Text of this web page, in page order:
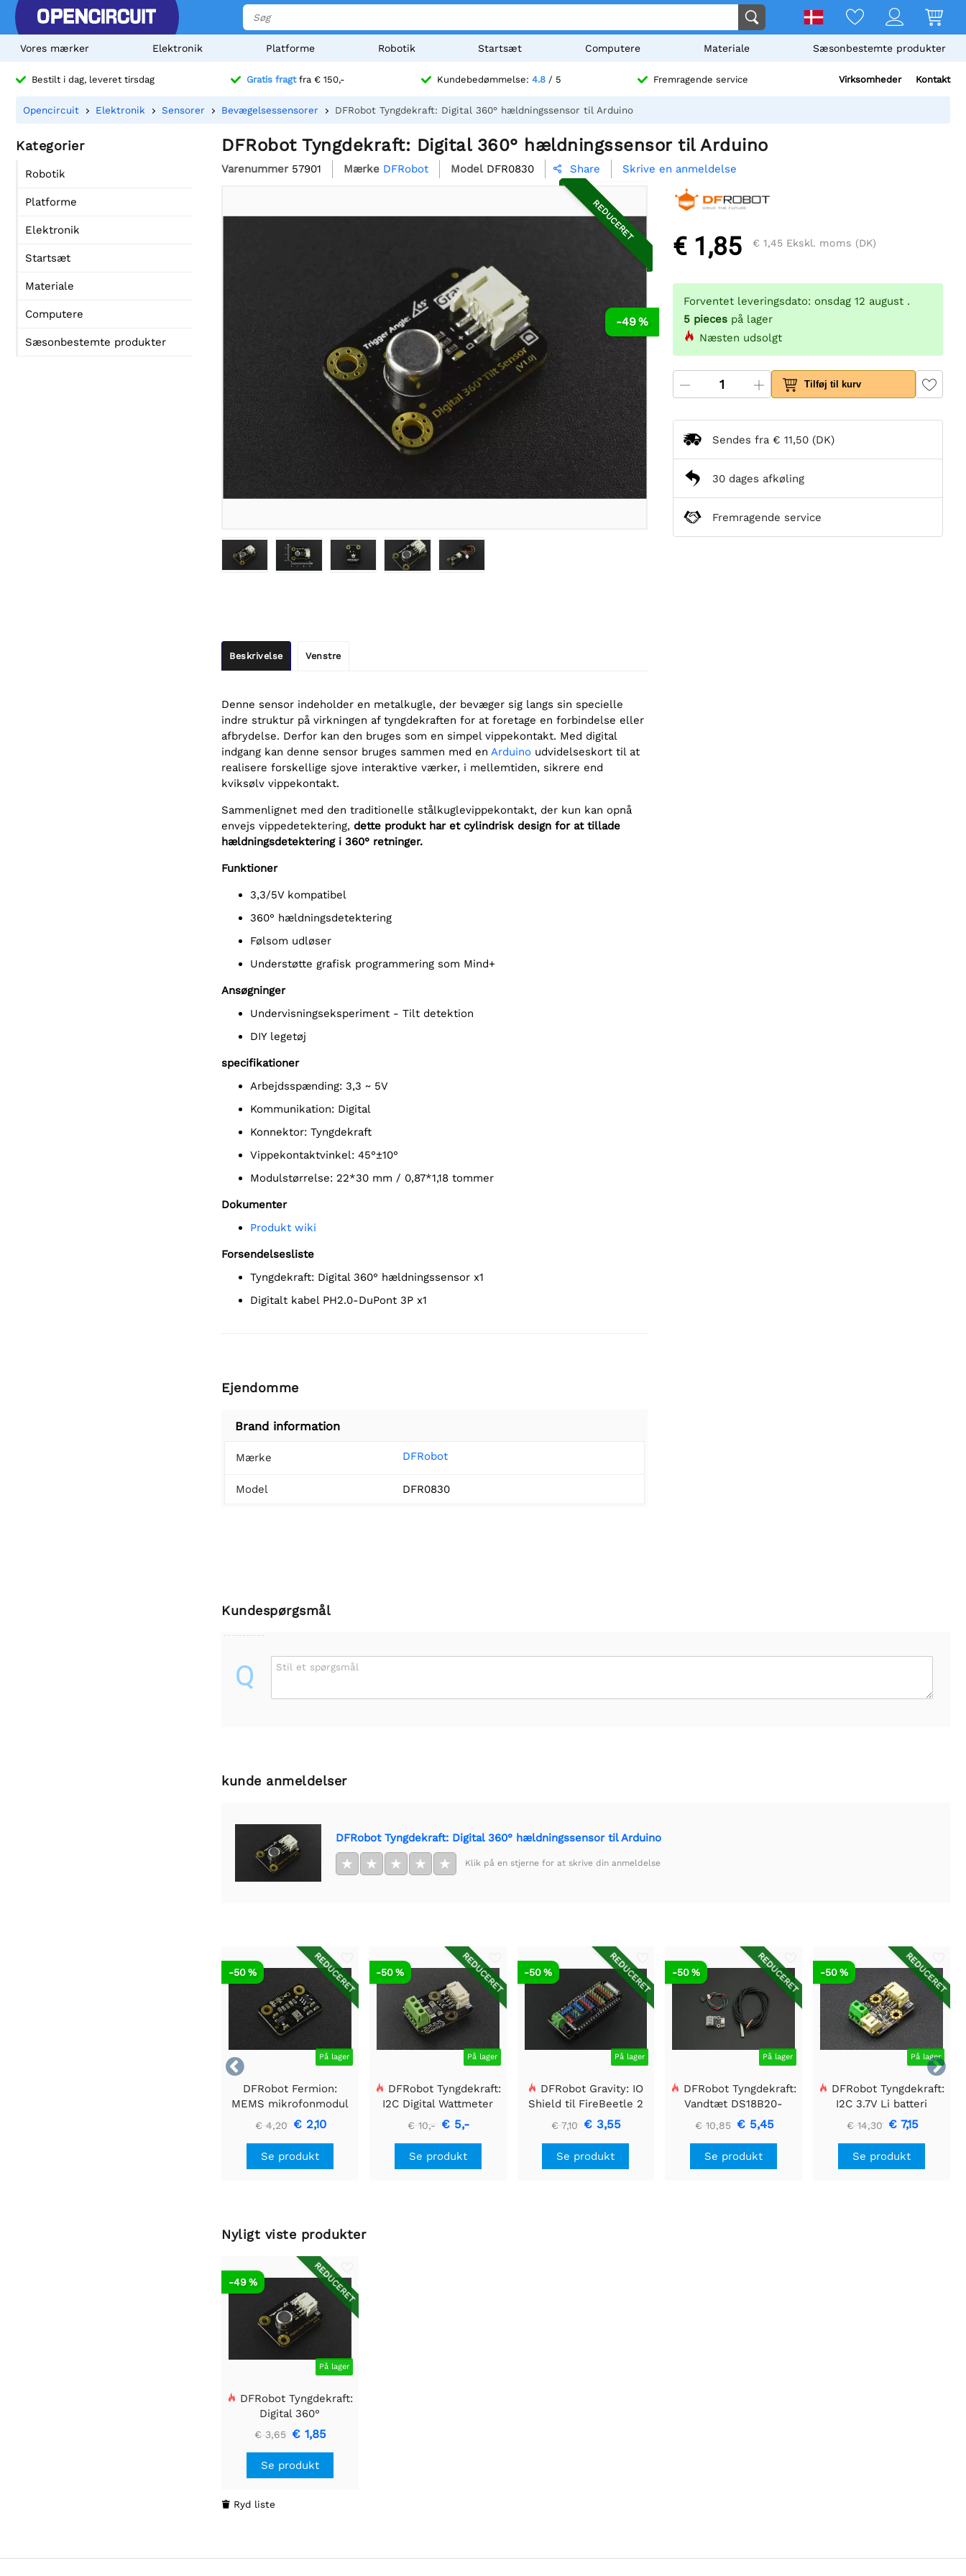
Vores mærker Elektronik Platforme Robotik Startsæt Computere Materiale Sæsonbestemte produkter
Bestilt i dag, leveret tirsdag Gratis fragtfra € 150,- Kundebedømmelse: 4.8 / 5 Fremragende service Virksomheder Kontakt
Opencircuit Elektronik Sensorer Bevægelsessensorer DFRobot Tyngdekraft: Digital 360° hældningssensor til Arduino
Kategorier
Robotik
Platforme
Elektronik
Startsæt
Materiale
Computere
Sæsonbestemte produkter
DFRobot Tyngdekraft: Digital 360° hældningssensor til Arduino
Varenummer 57901 Mærke DFRobot Model DFR0830  Share Skrive en anmeldelse
-49 %
REDUCERET
Beskrivelse Venstre
Denne sensor indeholder en metalkugle, der bevæger sig langs sin specielle
indre struktur på virkningen af tyngdekraften for at foretage en forbindelse eller
afbrydelse. Derfor kan den bruges som en simpel vippekontakt. Med digital
indgang kan denne sensor bruges sammen med en Arduino udvidelseskort til at
realisere forskellige sjove interaktive værker, i mellemtiden, sikrere end
kviksølv vippekontakt.
Sammenlignet med den traditionelle stålkuglevippekontakt, der kun kan opnå
envejs vippedetektering, dette produkt har et cylindrisk design for at tillade
hældningsdetektering i 360° retninger.
Funktioner
3,3/5V kompatibel
360° hældningsdetektering
Følsom udløser
Understøtte grafisk programmering som Mind+
Ansøgninger
Undervisningseksperiment - Tilt detektion
DIY legetøj
specifikationer
Arbejdsspænding: 3,3 ~ 5V
Kommunikation: Digital
Konnektor: Tyngdekraft
Vippekontaktvinkel: 45°±10°
Modulstørrelse: 22*30 mm / 0,87*1,18 tommer
Dokumenter
Produkt wiki
Forsendelsesliste
Tyngdekraft: Digital 360° hældningssensor x1
Digitalt kabel PH2.0-DuPont 3P x1
Ejendomme
Brand information
Mærke DFRobot
Model DFR0830
€ 1,85 € 1,45 Ekskl. moms (DK)
Forventet leveringsdato: onsdag 12 august .
5 pieces på lager
Næsten udsolgt
Tilføj til kurv
Sendes fra € 11,50 (DK)
30 dages afkøling
Fremragende service
Kundespørgsmål
Q Stil et spørgsmål
kunde anmeldelser
DFRobot Tyngdekraft: Digital 360° hældningssensor til Arduino
★ ★ ★ ★ ★ Klik på en stjerne for at skrive din anmeldelse


REDUCERET
På lager
-50 %
DFRobot Fermion:
MEMS mikrofonmodul
€ 4,20 € 2,10
Se produkt
REDUCERET
På lager
-50 %
DFRobot Tyngdekraft:
I2C Digital Wattmeter
€ 10,- € 5,-
Se produkt
REDUCERET
På lager
-50 %
DFRobot Gravity: IO
Shield til FireBeetle 2
(ESP32-E/M0)
€ 7,10 € 3,55
Se produkt
REDUCERET
På lager
-50 %
DFRobot Tyngdekraft:
Vandtæt DS18B20-
sensorsæt
€ 10,85 € 5,45
Se produkt
REDUCERET
På lager
-50 %
DFRobot Tyngdekraft:
I2C 3.7V Li batteri
brændstofmåler
€ 14,30 € 7,15
Se produkt
Nyligt viste produkter
REDUCERET
På lager
-49 %
DFRobot Tyngdekraft:
Digital 360°
hældningssensor til
Arduino
€ 3,65 € 1,85
Se produkt
 Ryd liste